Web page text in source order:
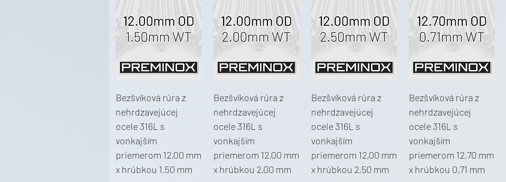
Bezšvíková rúra z
nehrdzavejúcej
ocele 316L s
vonkajším
priemerom 12,00 mm
x hrúbkou 1,50 mm
Bezšvíková rúra z
nehrdzavejúcej
ocele 316L s
vonkajším
priemerom 12,00 mm
x hrúbkou 2,00 mm
Bezšvíková rúra z
nehrdzavejúcej
ocele 316L s
vonkajším
priemerom 12,00 mm
x hrúbkou 2,50 mm
Bezšvíková rúra z
nehrdzavejúcej
ocele 316L s
vonkajším
priemerom 12,70 mm
x hrúbkou 0,71 mm